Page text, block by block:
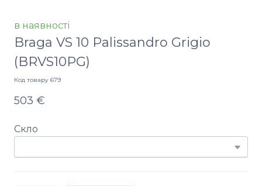
в наявності
Braga VS 10 Palissandro Grigio
(BRVS10PG)
Код товару 679
503 €
Скло